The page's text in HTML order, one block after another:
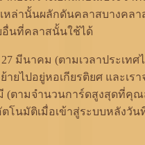
หล่านั้นผลักดันคลาสบางคลา
อื่นที่คลาสนั้นใช้ได้
มีนาคม (ตามเวลาประเท
ยไปอยู่หอเกียรติยศ และเร
(ตามจำนวนการ์ดสูงสุดที่คุ
โนมัติเมื่อเข้าสู่ระบบหลังวั